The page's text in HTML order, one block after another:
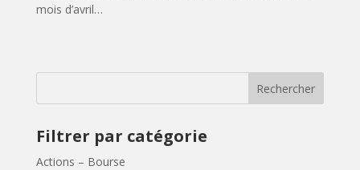
mois d’avril…
Rechercher
Filtrer par catégorie
Actions – Bourse